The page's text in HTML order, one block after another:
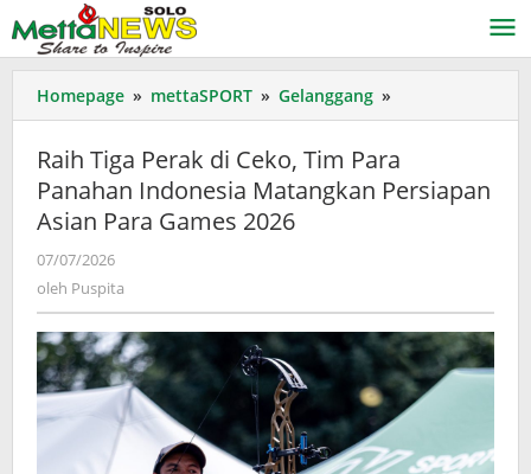
ke
konten
Homepage » mettaSPORT » Gelanggang »
Tiga
di
Ceko,
Matangkan
Persiapan
Asian
Para
Games
Raih Tiga Perak di Ceko, Tim Para
Panahan Indonesia Matangkan Persiapan
Asian Para Games 2026
07/07/2026
oleh Puspita